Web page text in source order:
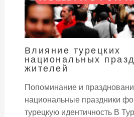
Влияние турецких
национальных
жителей
Попоминание и
национальные праздники
турецкую идентичность В